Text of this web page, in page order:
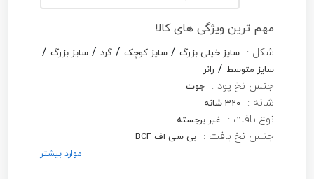
مهم ترین ویژگی های کالا
شکل : سایز خیلی بزرگ / سایز کوچک / گرد / سایز بزرگ /
سایز متوسط / رانر
جنس نخ پود : جوت
شانه : 320 شانه
نوع بافت : غیر برجسته
جنس نخ بافت : بی سی اف BCF
موارد بیشتر